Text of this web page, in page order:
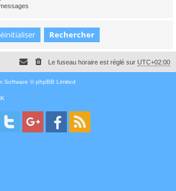
Le fuseau horaire est réglé sur UTC+02:00
Software © phpBB Limited